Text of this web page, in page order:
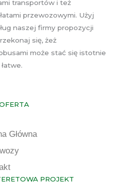
transportów i też
przewozowymi. Użyj
naszej firmy propozycji
się, żeż
może stać się istotnie
Główna
PROJEKT